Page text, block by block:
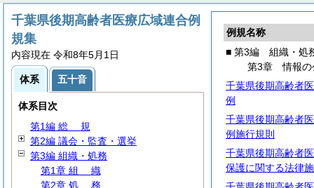
例規名称
■ 第3編 組織・処
第3章 情報の
千葉県後期高齢者
例
千葉県後期高齢者
例施行規則
千葉県後期高齢者
保護に関する法律
千葉県後期高齢者医療広域連合例
規集
内容現在 令和8年5月1日
体系 五十音
体系目次
第1編 総 規
第2編 議会・監査・選挙
第3編 組織・処務
第1章 組 織
第2章 処 務